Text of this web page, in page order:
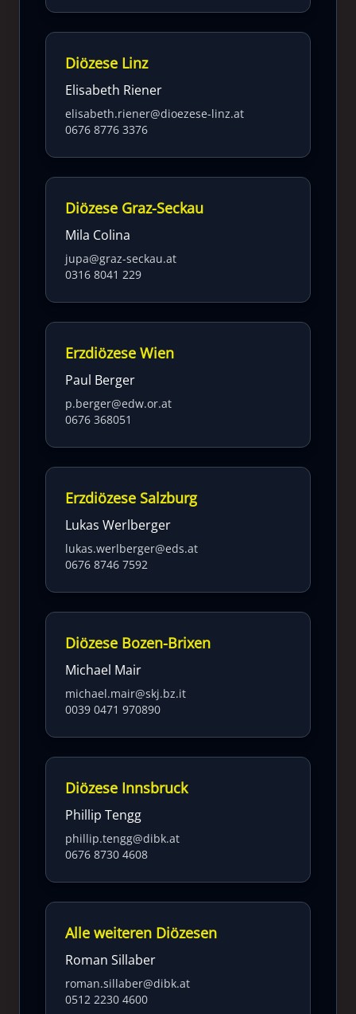
Diözese Linz
Elisabeth Riener
elisabeth.riener@dioezese-linz.at
0676 8776 3376
Diözese Graz-Seckau
Mila Colina
jupa@graz-seckau.at
0316 8041 229
Erzdiözese Wien
Paul Berger
p.berger@edw.or.at
0676 368051
Erzdiözese Salzburg
Lukas Werlberger
lukas.werlberger@eds.at
0676 8746 7592
Diözese Bozen-Brixen
Michael Mair
michael.mair@skj.bz.it
0039 0471 970890
Diözese Innsbruck
Phillip Tengg
phillip.tengg@dibk.at
0676 8730 4608
Alle weiteren Diözesen
Roman Sillaber
roman.sillaber@dibk.at
0512 2230 4600